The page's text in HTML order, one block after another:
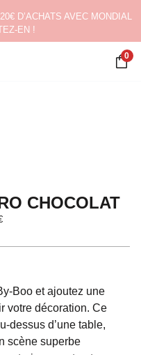
D’ACHATS AVEC MONDIAL
EN !
0
CHOCOLAT
Boo et ajoutez une
votre décoration. Ce
dessus d’une table,
scène superbe